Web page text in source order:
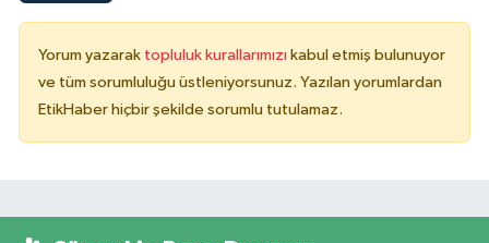
Yorum yazarak topluluk kurallarımızı kabul etmiş bulunuyor
ve tüm sorumluluğu üstleniyorsunuz. Yazılan yorumlardan
EtikHaber hiçbir şekilde sorumlu tutulamaz.